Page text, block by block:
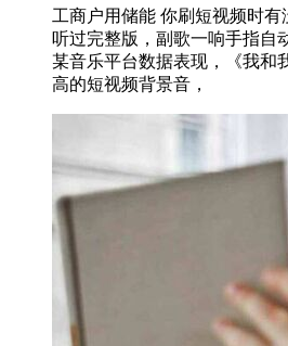
工商户用储能 你刷短视频时
听过完整版，副歌一响手指自
某音乐平台数据表现，《我和
高的短视频背景音，